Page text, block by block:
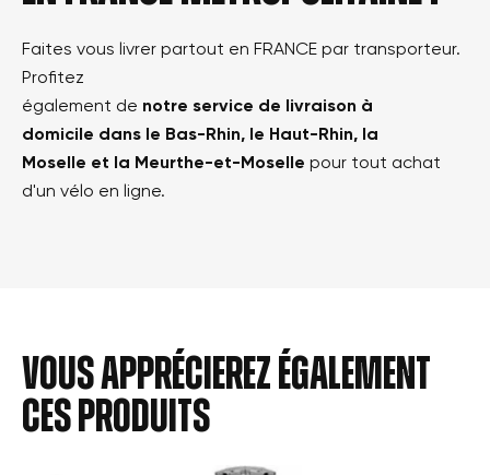
Faites vous livrer partout en FRANCE par transporteur.
Profitez
également de notre service de livraison à
domicile dans le Bas-Rhin, le Haut-Rhin, la
Moselle et la Meurthe-et-Moselle pour tout achat
d'un vélo en ligne.
Vous apprécierez également
ces produits